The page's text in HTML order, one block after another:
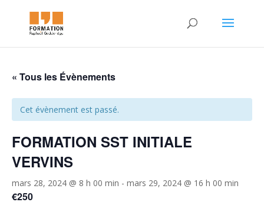
« Tous les Évènements
Cet évènement est passé.
FORMATION SST INITIALE
VERVINS
mars 28, 2024 @ 8 h 00 min - mars 29, 2024 @ 16 h 00 min
€250